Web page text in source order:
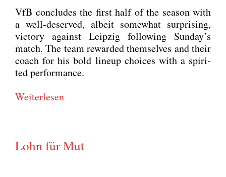
VfB con­cludes the first half of the sea­son with
a well-deser­ved, albeit some­what sur­pri­sing,
vic­to­ry against Leip­zig fol­lo­wing Sunday’s
match. The team reward­ed them­sel­ves and their
coach for his bold lin­e­up choices with a spi­ri­
ted per­for­mance.
Wei­ter­le­sen
Lohn für Mut